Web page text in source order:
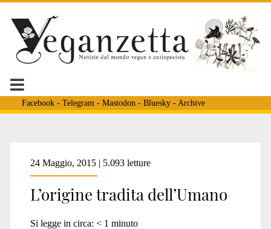
Facebook- Telegram - Mastodon - Bluesky- Archive
Tag:
<span>umano
24 Maggio, 2015 | 5.093 letture
L’origine tradita dell’Umano
Si legge in circa: < 1 minuto